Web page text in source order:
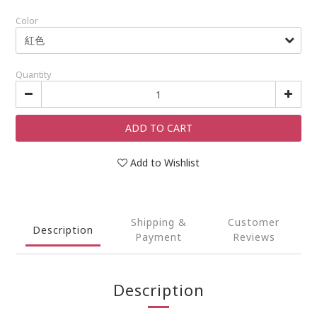
Color
Quantity
ADD TO CART
Add to Wishlist
Description
Shipping &
Payment
Customer
Reviews
Description